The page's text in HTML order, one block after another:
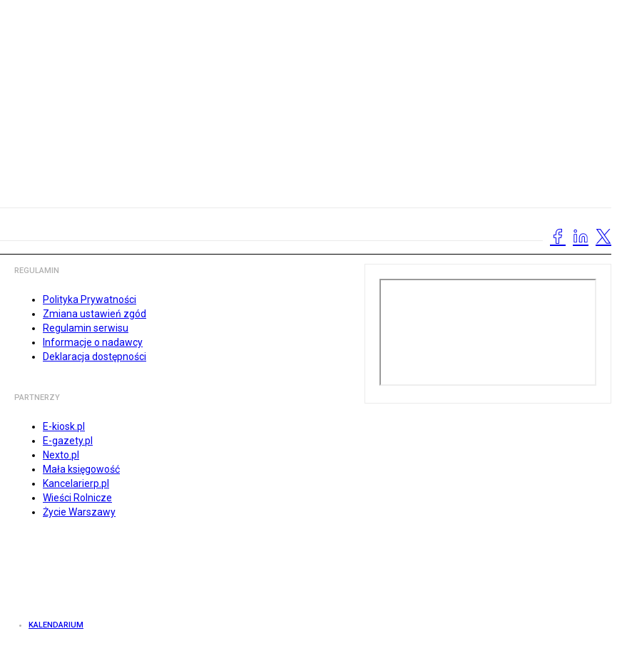
REGULAMIN
Polityka Prywatności
Zmiana ustawień zgód
Regulamin serwisu
Informacje o nadawcy
Deklaracja dostępności
PARTNERZY
E-kiosk.pl
E-gazety.pl
Nexto.pl
Mała księgowość
Kancelarierp.pl
Wieści Rolnicze
Życie Warszawy
KALENDARIUM